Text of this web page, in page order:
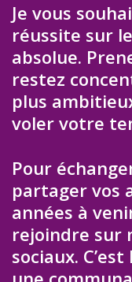
Je vous
réussite sur
absolue.
restez
plus
voler votre
Pour
partager vos
années à
rejoindre sur
sociaux.